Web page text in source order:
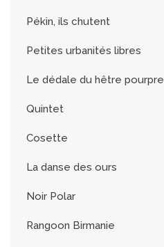
Pékin, ils chutent
Petites urbanités libres
Le dédale du hêtre pourpre
Quintet
Cosette
La danse des ours
Noir Polar
Rangoon Birmanie